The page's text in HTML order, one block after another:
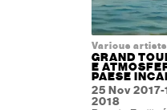
Various artists
GRAND
E
PAESE
25 Nov 2017-
2018